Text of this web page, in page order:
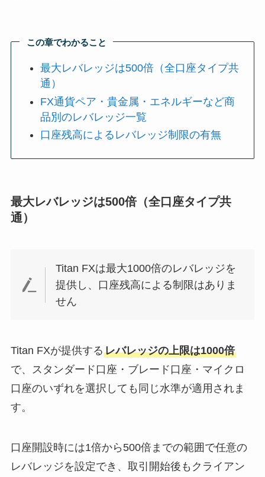
この章でわかること
最大レバレッジは500倍（全口座タイプ共
通）
FX通貨ペア・貴金属・エネルギーなど商
品別のレバレッジ一覧
口座残高によるレバレッジ制限の有無
最大レバレッジは500倍（全口座タイプ共
通）
Titan FXは最大1000倍のレバレッジを
提供し、口座残高による制限はありま
せん
Titan FXが提供するレバレッジの上限は1000倍
で、スタンダード口座・ブレード口座・マイクロ
口座のいずれを選択しても同じ水準が適用されま
す。
口座開設時には1倍から500倍までの範囲で任意の
レバレッジを設定でき、取引開始後もクライアン